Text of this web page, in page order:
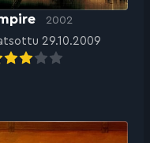
2002
29.10.2009